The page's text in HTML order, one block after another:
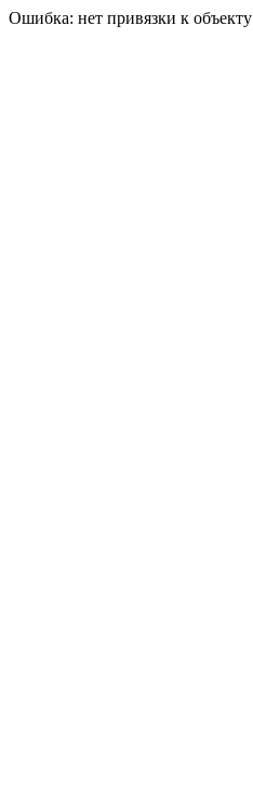
Ошибка: нет привязки к объекту